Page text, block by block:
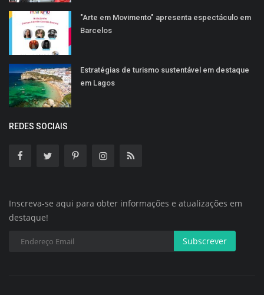
"Arte em Movimento" apresenta espectáculo em
Barcelos
Estratégias de turismo sustentável em destaque
em Lagos
REDES SOCIAIS
Inscreva-se aqui para obter informações e atualizações em
destaque!
Subscrever